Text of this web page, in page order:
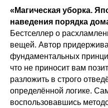
«Магическая уборка.
наведения порядка
Бестселлер о
вещей. Автор
фундаментальных
что не приносит вам
разложить в строго
определённой логике.
воспользовавшись